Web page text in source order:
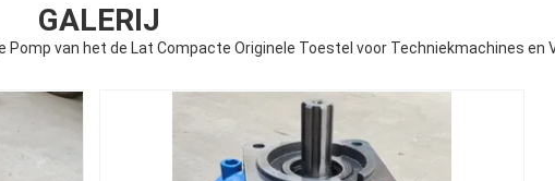
GALERIJ
Pomp van het de Lat Compacte Originele Toestel voor Techniekmachines en